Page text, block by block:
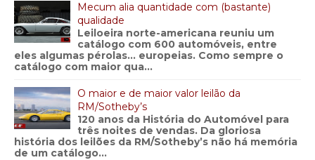
Mecum alia quantidade com (bastante)
qualidade
Leiloeira norte-americana reuniu um
catálogo com 600 automóveis, entre
eles algumas pérolas… europeias. Como sempre o
catálogo com maior qua...
O maior e de maior valor leilão da
RM/Sotheby’s
120 anos da História do Automóvel para
três noites de vendas. Da gloriosa
história dos leilões da RM/Sotheby’s não há memória
de um catálogo...